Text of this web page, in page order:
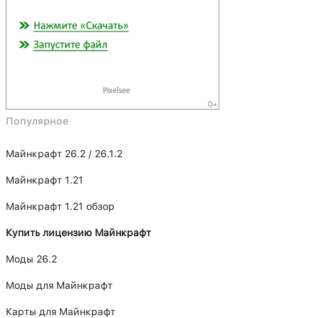
Популярное
Майнкрафт 26.2 / 26.1.2
Майнкрафт 1.21
Майнкрафт 1.21 обзор
Купить лицензию Майнкрафт
Моды 26.2
Моды для Майнкрафт
Карты для Майнкрафт